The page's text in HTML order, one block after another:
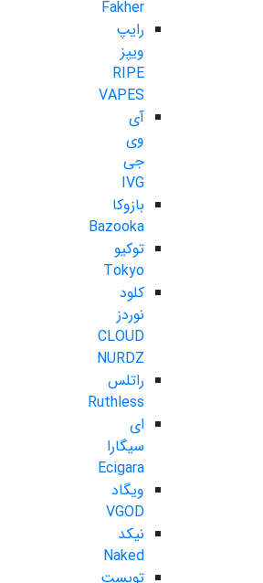
Fakher
رایپ
ویپز
RIPE
VAPES
آی
وی
جی
IVG
بازوکا
Bazooka
توکیو
Tokyo
کلود
نوردز
CLOUD
NURDZ
راتلس
Ruthless
ای
سیگارا
Ecigara
ویگاد
VGOD
نیکد
Naked
تویست